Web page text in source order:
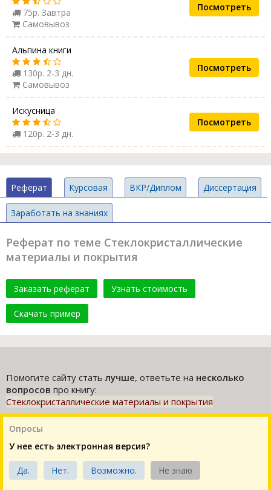
75р. Завтра
Самовывоз
Посмотреть
Альпина книги
130р. 2-3 дн.
Самовывоз
Посмотреть
Искусница
120р. 2-3 дн.
Посмотреть
Реферат Курсовая ВКР/Диплом Диссертация
Заработать на знаниях
Реферат по теме Стеклокристаллические
материалы и покрытия
Заказать реферат Узнать стоимость
Скачать пример
Помогите сайту статьлучше, ответьте на несколько
вопросов про книгу:
Стеклокристаллические материалы и покрытия
Опросы
У нее есть электронная версия?
Да. Нет. Возможно. Не знаю